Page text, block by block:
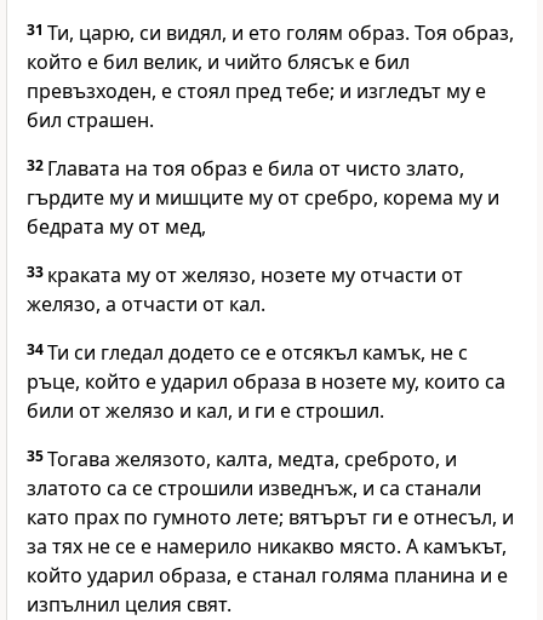
31 Ти, царю, си видял, и ето голям образ. Тоя образ,
който е бил велик, и чийто блясък е бил
превъзходен, е стоял пред тебе; и изгледът му е
бил страшен.
32 Главата на тоя образ е била от чисто злато,
гърдите му и мишците му от сребро, корема му и
бедрата му от мед,
33 краката му от желязо, нозете му отчасти от
желязо, а отчасти от кал.
34Ти си гледал додето се е отсякъл камък, не с
ръце, който е ударил образа в нозете му, които са
били от желязо и кал, и ги е строшил.
35Тогава желязото, калта, медта, среброто, и
златото са се строшили изведнъж, и са станали
като прах по гумното лете; вятърът ги е отнесъл, и
за тях не се е намерило никакво място. А камъкът,
който ударил образа, е станал голяма планина и е
изпълнил целия свят.